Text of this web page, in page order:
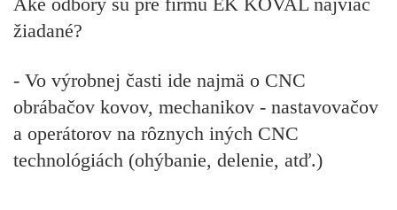
žiadané?
- Vo výrobnej časti ide najmä o CNC
obrábačov kovov, mechanikov - nastavovačov
a operátorov na rôznych iných CNC
technológiách (ohýbanie, delenie, atď.)